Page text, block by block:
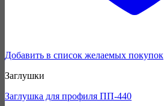
Добавить в список желаемых покупок
Заглушки
Заглушка для профиля ПП-440